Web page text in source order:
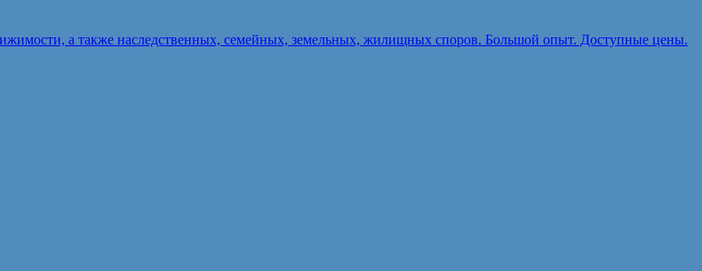
а также наследственных, семейных, земельных, жилищных споров. Большой опыт. Доступные цены.